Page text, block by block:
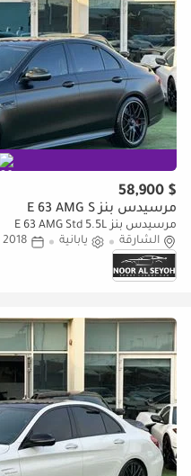
$ 58,900
مرسيدس بنز E 63 AMG S
مرسيدس بنز E 63 AMG Std 5.5L
الشارقة
يابانية 2018